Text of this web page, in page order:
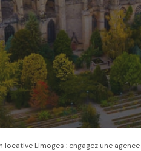
locative Limoges : engagez une